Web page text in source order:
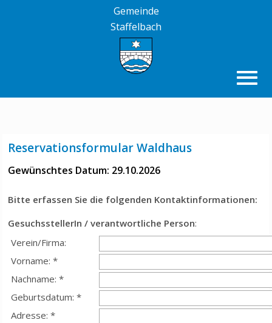
Gemeinde
Staffelbach
Reservationsformular Waldhaus
Gewünschtes Datum: 29.10.2026
Bitte erfassen Sie die folgenden Kontaktinformationen:
GesuchsstellerIn / verantwortliche Person:
Verein/Firma:
Vorname: *
Nachname: *
Geburtsdatum: *
Adresse: *